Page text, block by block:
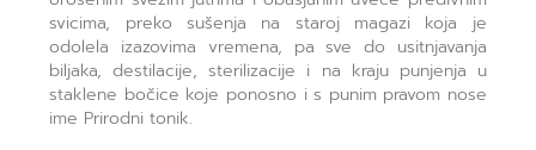
svicima, preko sušenja na staroj magazi koja je
odolela izazovima vremena, pa sve do usitnjavanja
biljaka, destilacije, sterilizacije i na kraju punjenja u
staklene bočice koje ponosno i s punim pravom nose
ime Prirodni tonik.